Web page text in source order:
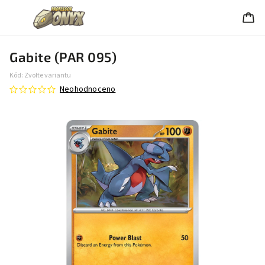
Gabite (PAR 095)
Kód: Zvolte variantu
Neohodnoceno